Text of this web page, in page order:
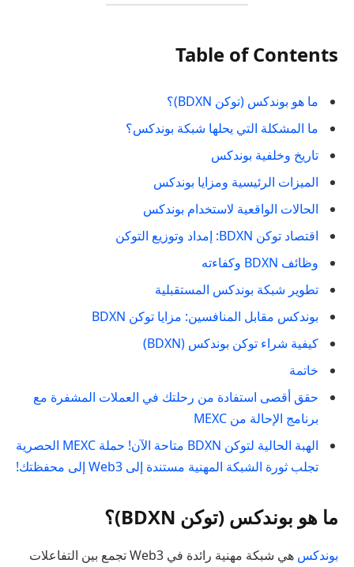
Table of Contents
ما هو بوندكس (توكن BDXN)؟
ما المشكلة التي يحلها شبكة بوندكس؟
تاريخ وخلفية بوندكس
الميزات الرئيسية ومزايا بوندكس
الحالات الواقعية لاستخدام بوندكس
اقتصاد توكن BDXN: إمداد وتوزيع التوكن
وظائف BDXN وكفاءته
تطوير شبكة بوندكس المستقبلية
بوندكس مقابل المنافسين: مزايا توكن BDXN
كيفية شراء توكن بوندكس (BDXN)
خاتمة
حقق أقصى استفادة من رحلتك في العملات المشفرة مع
برنامج الإحالة من MEXC
الهبة الحالية لتوكن BDXN متاحة الآن! حملة MEXC الحصرية
تجلب ثورة الشبكة المهنية مستندة إلى Web3 إلى محفظتك!
ما هو بوندكس (توكن BDXN)؟
بوندكس
هي شبكة مهنية رائدة في Web3 تجمع بين التفاعلات